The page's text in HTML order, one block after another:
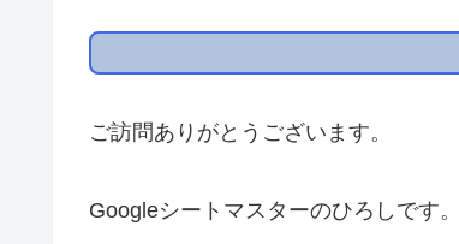
ご訪問ありがとうございます。
Googleシートマスターのひろしです。